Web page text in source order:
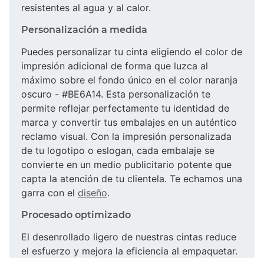
resistentes al agua y al calor.
Personalización a medida
Puedes personalizar tu cinta eligiendo el color de
impresión adicional de forma que luzca al
máximo sobre el fondo único en el color naranja
oscuro - #BE6A14. Esta personalización te
permite reflejar perfectamente tu identidad de
marca y convertir tus embalajes en un auténtico
reclamo visual. Con la impresión personalizada
de tu logotipo o eslogan, cada embalaje se
convierte en un medio publicitario potente que
capta la atención de tu clientela. Te echamos una
garra con el diseño.
Procesado optimizado
El desenrollado ligero de nuestras cintas reduce
el esfuerzo y mejora la eficiencia al empaquetar.